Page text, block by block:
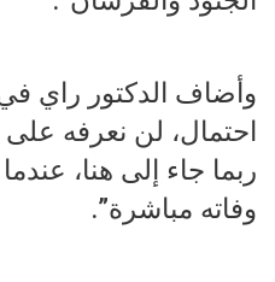
وأضاف الدكتور راي
احتمال، لن نعرفه على
ربما جاء إلى هنا،
وفاته مباشرة”.